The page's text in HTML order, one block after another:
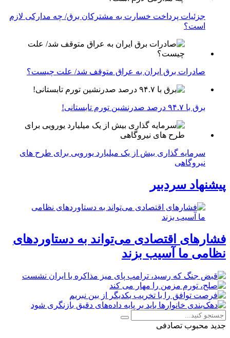
جزئیات پرداخت خسارت به مشترکان برق/ چه مدارکی لازم
است؟
صادرات برق ایران به عراق متوقف شد/ علت چیست؟
برق با ۹۴.۷ درصد صدرنشین تورم تابستانی!
سرمایه گذاری بیش از یک میلیارد یورویی برای طرح های
نیروگاهی
پیشنهاد سردبیر
فشارهای اقتصادی می‌تواند به دستاوردهای
نظامی ما آسیب بزند
جدید محبوب تصادفی